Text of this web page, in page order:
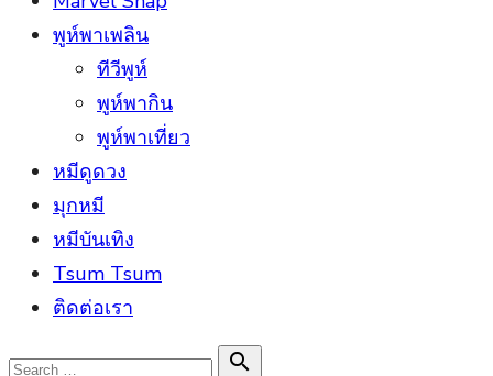
พูห์พาเพลิน
ทีวีพูห์
พูห์พากิน
พูห์พาเที่ยว
หมีดูดวง
มุกหมี
หมีบันเทิง
Tsum Tsum
ติดต่อเรา
Search
